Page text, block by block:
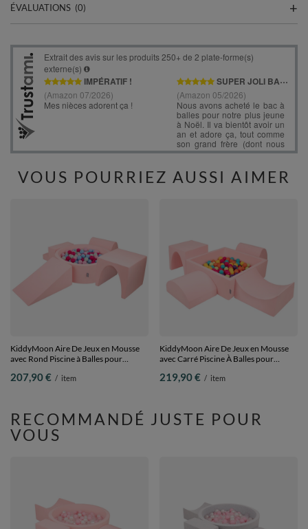
ÉVALUATIONS (0)
VOUS POURRIEZ AUSSI AIMER
KiddyMoon Aire De Jeux en Mousse
avec Rond Piscine à Balles pour
foncé/babyblue/menthe, Piscine (200
207,90 € / item
KiddyMoon Aire De Jeux en Mousse
avec Carré Piscine À Balles pour
clair/jaune/turq/orange/r.foncé/violet,
219,90 € / item
RECOMMANDÉ JUSTE POUR
VOUS